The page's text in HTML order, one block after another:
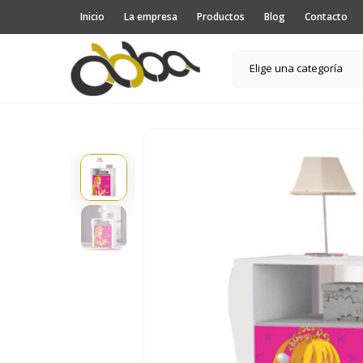
Inicio La empresa Productos Blog Contacto
Elige una categoría